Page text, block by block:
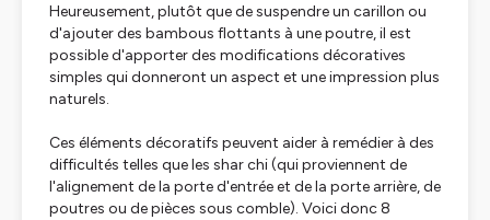
Heureusement, plutôt que de suspendre un carillon ou
d'ajouter des bambous flottants à une poutre, il est
possible d'apporter des modifications décoratives
simples qui donneront un aspect et une impression plus
naturels.
Ces éléments décoratifs peuvent aider à remédier à des
difficultés telles que les shar chi (qui proviennent de
l'alignement de la porte d'entrée et de la porte arrière, de
poutres ou de pièces sous comble). Voici donc 8